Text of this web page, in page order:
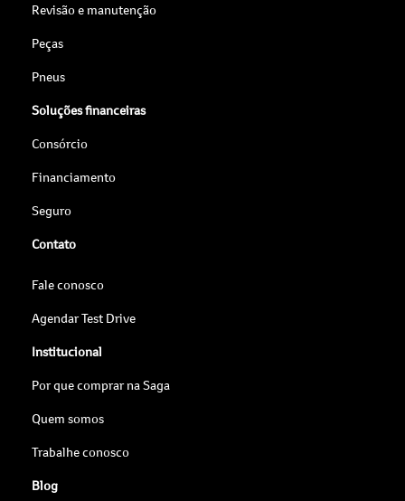
Revisão e manutenção
Peças
Pneus
Soluções financeiras
Consórcio
Financiamento
Seguro
Contato
Fale conosco
Agendar Test Drive
Institucional
Por que comprar na Saga
Quem somos
Trabalhe conosco
Blog